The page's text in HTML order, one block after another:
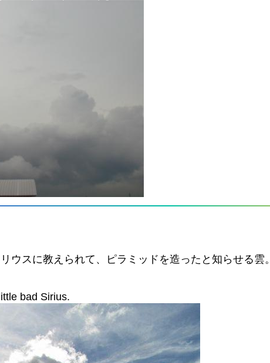
スに教えられて、ピラミッドを造ったと知らせる雲。
bad Sirius.